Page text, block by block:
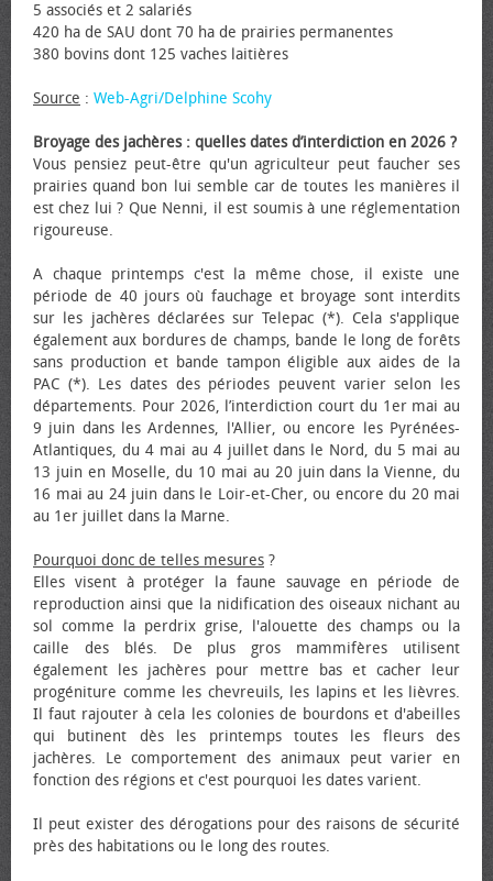
5 associés et 2 salariés
420 ha de SAU dont 70 ha de prairies permanentes
380 bovins dont 125 vaches laitières
Source : Web-Agri/Delphine Scohy
Broyage des jachères : quelles dates d’interdiction en 2026 ?
Vous pensiez peut-être qu'un agriculteur peut faucher ses
prairies quand bon lui semble car de toutes les manières il
est chez lui ? Que Nenni, il est soumis à une réglementation
rigoureuse.
A chaque printemps c'est la même chose, il existe une
période de 40 jours où fauchage et broyage sont interdits
sur les jachères déclarées sur Telepac (*). Cela s'applique
également aux bordures de champs, bande le long de forêts
sans production et bande tampon éligible aux aides de la
PAC (*). Les dates des périodes peuvent varier selon les
départements. Pour 2026, l’interdiction court du 1er mai au
9 juin dans les Ardennes, l'Allier, ou encore les Pyrénées-
Atlantiques, du 4 mai au 4 juillet dans le Nord, du 5 mai au
13 juin en Moselle, du 10 mai au 20 juin dans la Vienne, du
16 mai au 24 juin dans le Loir-et-Cher, ou encore du 20 mai
au 1er juillet dans la Marne.
Pourquoi donc de telles mesures ?
Elles visent à protéger la faune sauvage en période de
reproduction ainsi que la nidification des oiseaux nichant au
sol comme la perdrix grise, l'alouette des champs ou la
caille des blés. De plus gros mammifères utilisent
également les jachères pour mettre bas et cacher leur
progéniture comme les chevreuils, les lapins et les lièvres.
Il faut rajouter à cela les colonies de bourdons et d'abeilles
qui butinent dès les printemps toutes les fleurs des
jachères. Le comportement des animaux peut varier en
fonction des régions et c'est pourquoi les dates varient.
Il peut exister des dérogations pour des raisons de sécurité
près des habitations ou le long des routes.